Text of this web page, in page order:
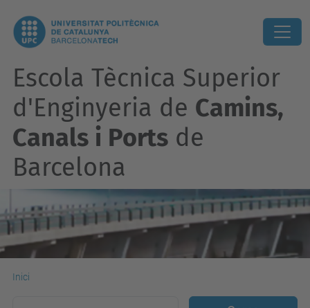
Escola Tècnica Superior
d'Enginyeria de Camins,
Canals i Ports de
Barcelona
Inici